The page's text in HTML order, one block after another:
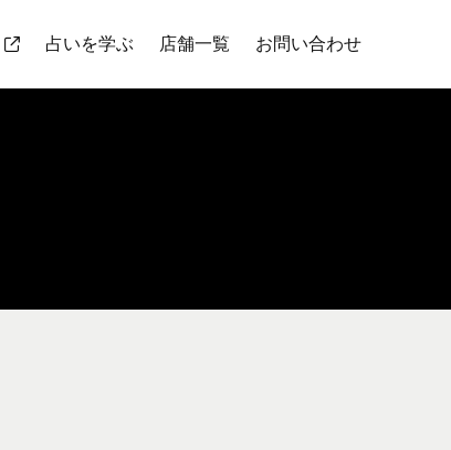
占いを学ぶ 店舗一覧 お問い合わせ